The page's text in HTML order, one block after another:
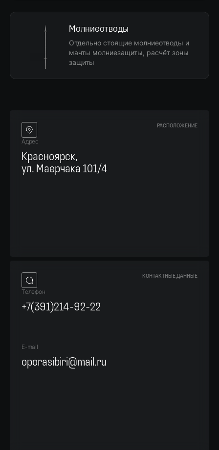
Молниеотводы
Отдельно стоящие молниеотводы и
мачты молниезащиты, расчёт зоны
защиты
РАСПОЛОЖЕНИЕ
Адрес
Красноярск,
ул. Маерчака 101/4
КОНТАКТНЫЕ ДАННЫЕ
Телефон
+7(391)214-92-22
E-mail
oporasibiri@mail.ru